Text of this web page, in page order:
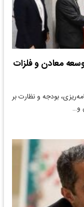
معادن و فلزات
بودجه و نظارت بر
و…